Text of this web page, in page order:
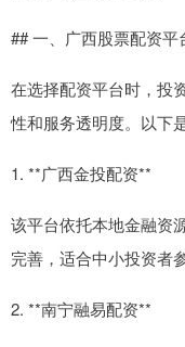
## 一、广西股票配资平
在选择配资平台时，投
性和服务透明度。以下
1. **广西金投配资**
该平台依托本地金融资
完善，适合中小投资者参
2. **南宁融易配资**